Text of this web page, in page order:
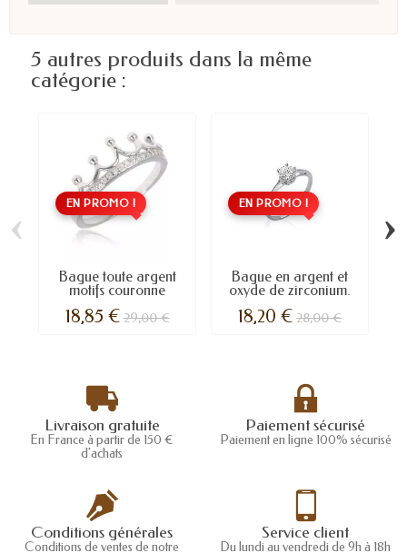
5 autres produits dans la même
catégorie :
EN PROMO !
Bague toute argent
motifs couronne
18,85 €29,00 €
EN PROMO !
Bague en argent et
oxyde de zirconium.
18,20 € 28,00 €
‹ ›
Livraison gratuite
En France à partir de 150 €
d'achats
Paiement sécurisé
Paiement en ligne 100% sécurisé
Conditions générales
Conditions de ventes de notre
Service client
Du lundi au vendredi de 9h à 18h